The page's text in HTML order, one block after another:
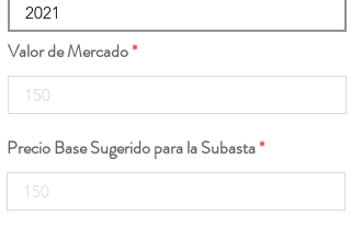
Valor de Mercado
Precio Base Sugerido para la Subasta